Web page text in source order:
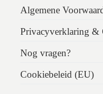
Algemene
Privacyverklaring &
Nog vragen?
Cookiebeleid (EU)